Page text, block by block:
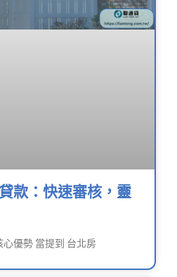
款：快速審核，靈
優勢 當提到 台北房